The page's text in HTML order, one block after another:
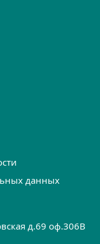
данных
д.69 оф.306B